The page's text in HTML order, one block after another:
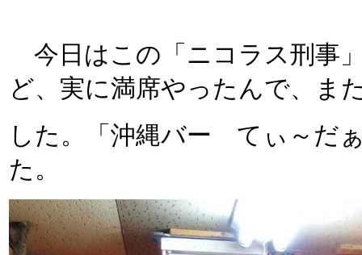
今日はこの「ニコラス刑事
ど、実に満席やったんで、ま
した。「沖縄バー てぃ～だ
た。